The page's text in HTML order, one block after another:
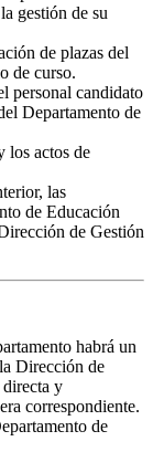
gestión de su
de plazas del
de curso.
personal candidato
Departamento de
los actos de
las
de Educación
de Gestión
habrá un
Dirección de
directa y
correspondiente.
de